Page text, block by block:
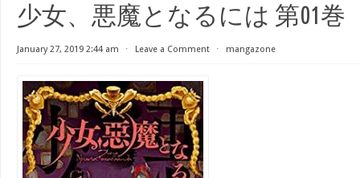
少女、悪魔となるには 第01巻
January 27, 2019 2:44 am ⋅ Leave a Comment ⋅ mangazone